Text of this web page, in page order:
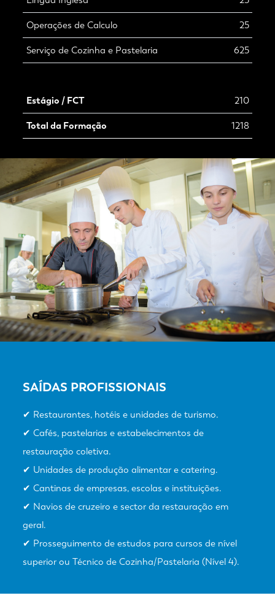
Operações de Calculo 25
Serviço de Cozinha e Pastelaria 625
Estágio / FCT 210
Total da Formação 1218
SAÍDAS PROFISSIONAIS
✔ Restaurantes, hotéis e unidades de turismo.
✔ Cafés, pastelarias e estabelecimentos de
restauração coletiva.
✔ Unidades de produção alimentar e catering.
✔ Cantinas de empresas, escolas e instituições.
✔ Navios de cruzeiro e sector da restauração em
geral.
✔ Prosseguimento de estudos para cursos de nível
superior ou Técnico de Cozinha/Pastelaria (Nível 4).